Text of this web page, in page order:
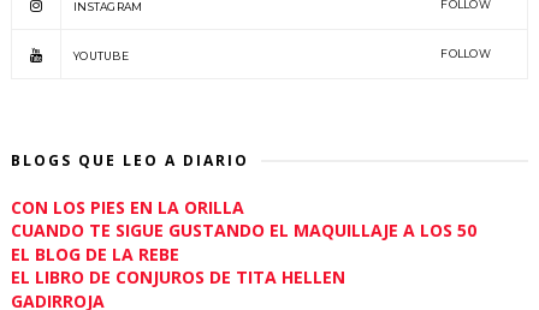
INSTAGRAM FOLLOW
YOUTUBE FOLLOW
BLOGS QUE LEO A DIARIO
CON LOS PIES EN LA ORILLA
CUANDO TE SIGUE GUSTANDO EL MAQUILLAJE A LOS 50
EL BLOG DE LA REBE
EL LIBRO DE CONJUROS DE TITA HELLEN
GADIRROJA